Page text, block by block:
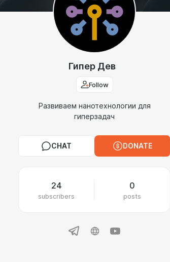
Гипер Дев
Follow
Развиваем нанотехнологии для
гиперзадач
CHAT DONATE
24
subscribers
0
posts